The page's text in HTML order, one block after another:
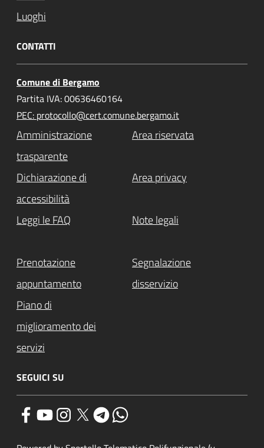
Luoghi
CONTATTI
Comune di Bergamo
Partita IVA: 00636460164
PEC: protocollo@cert.comune.bergamo.it
Amministrazione
trasparente
Area riservata
Dichiarazione di
accessibilità
Area privacy
Leggi le FAQ Note legali
Prenotazione
appuntamento
Segnalazione
disservizio
Piano di
miglioramento dei
servizi
SEGUICI SU